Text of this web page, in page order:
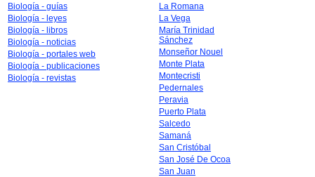
Biología - guías
Biología - leyes
Biología - libros
Biología - noticias
Biología - portales web
Biología - publicaciones
Biología - revistas
La Romana
La Vega
María Trinidad
Sánchez
Monseñor Nouel
Monte Plata
Montecristi
Pedernales
Peravia
Puerto Plata
Salcedo
Samaná
San Cristóbal
San José De Ocoa
San Juan